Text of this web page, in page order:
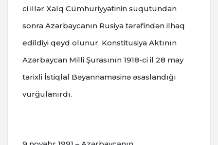
ci illər Xalq Cümhuriyyətinin süqutundan
sonra Azərbaycanın Rusiya tərəfindən ilhaq
edildiyi qeyd olunur, Konstitusiya Aktının
Azərbaycan Milli Şurasının 1918-ci il 28 may
tarixli İstiqlal Bəyannaməsinə əsaslandığı
vurğulanırdı.